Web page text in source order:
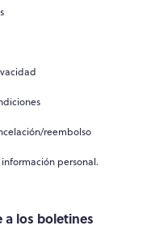
reembolso
personal.
a los boletines